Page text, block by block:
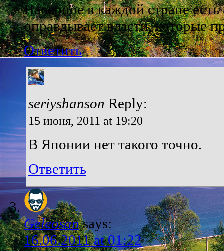
Наверное в каждой стране
оправдывает власти, которые
Ответить
seriyshanson Reply:
15 июня, 2011 at 19:20
В Японии нет такого точно.
Ответить
Geleosan says:
16.06.2011 at 01:22